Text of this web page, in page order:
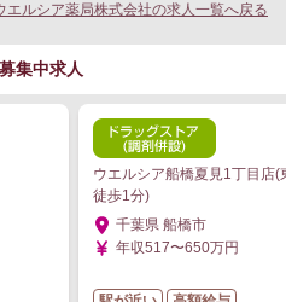
エルシア薬局株式会社の求人一覧へ戻る
集中求人
ウエルシア船橋夏見1丁目店(
徒歩1分)
千葉県 船橋市
年収517〜650万円